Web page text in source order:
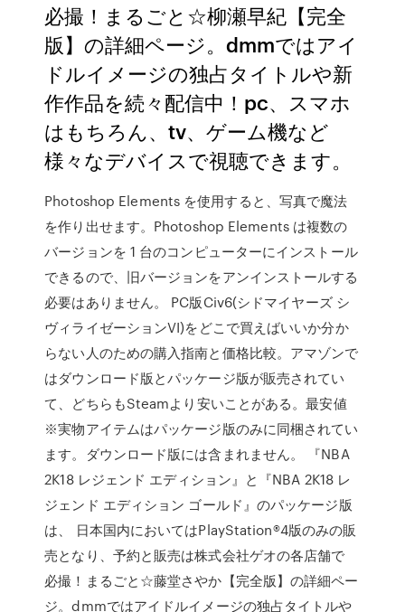
必撮！まるごと☆柳瀬早紀【完全
版】の詳細ページ。dmmではアイ
ドルイメージの独占タイトルや新
作作品を続々配信中！pc、スマホ
はもちろん、tv、ゲーム機など
様々なデバイスで視聴できます。
Photoshop Elements を使用すると、写真で魔法
を作り出せます。Photoshop Elements は複数の
バージョンを 1 台のコンピューターにインストール
できるので、旧バージョンをアンインストールする
必要はありません。 PC版Civ6(シドマイヤーズ シ
ヴィライゼーションVI)をどこで買えばいいか分か
らない人のための購入指南と価格比較。アマゾンで
はダウンロード版とパッケージ版が販売されてい
て、どちらもSteamより安いことがある。最安値
※実物アイテムはパッケージ版のみに同梱されてい
ます。ダウンロード版には含まれません。 『NBA
2K18 レジェンド エディション』と『NBA 2K18 レ
ジェンド エディション ゴールド』のパッケージ版
は、 日本国内においてはPlayStation®4版のみの販
売となり、予約と販売は株式会社ゲオの各店舗で
必撮！まるごと☆藤堂さやか【完全版】の詳細ペー
ジ。dmmではアイドルイメージの独占タイトルや